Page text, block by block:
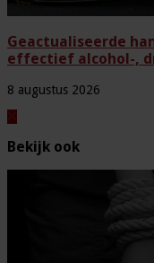
Geactualiseerde
effectief alcohol-,
8 augustus 2026
Bekijk ook